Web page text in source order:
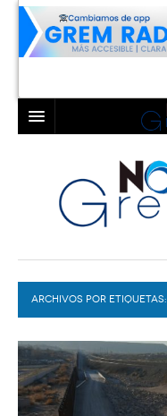
LAGUNA
TORREÓN
GÓMEZ PALACIO
LERDO
COAHUILA
DURANGO
DEPORTES
EXA
EL EXACTO
COLABORADORES
ACTUALIDADES GREM
ARCHIVOS POR ETIQUETAS: